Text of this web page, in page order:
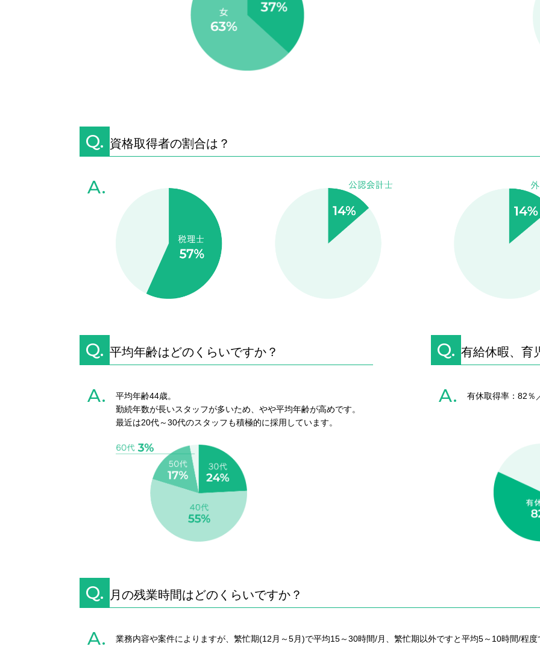
Q. 資格取得者の割合は？
A.
Q. 平均年齢はどのくらいですか？
A.
平均年齢44歳。
勤続年数が長いスタッフが多いため、やや平均年齢が高めです。
最近は20代～30代のスタッフも積極的に採用しています。
Q. 有給休暇、育
A. 有休取得率：82％
Q. 月の残業時間はどのくらいですか？
A. 業務内容や案件によりますが、繁忙期(12月～5月)で平均15～30時間/月、繁忙期以外ですと平均5～10時間/程度